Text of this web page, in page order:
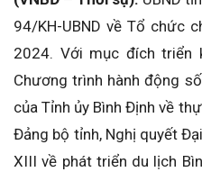
94/KH-UBND về Tổ chức
2024. Với mục đích triển
Chương trình hành động
của Tỉnh ủy Bình Định về
Đảng bộ tỉnh, Nghị quyết
XIII về phát triển du lịch